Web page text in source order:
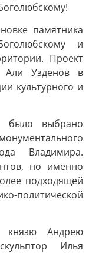
памятника
и
Проект
Али Узденов в
культурного и
было выбрано
Владимира.
но именно
подходящей
политической
князю Андрею
Илья